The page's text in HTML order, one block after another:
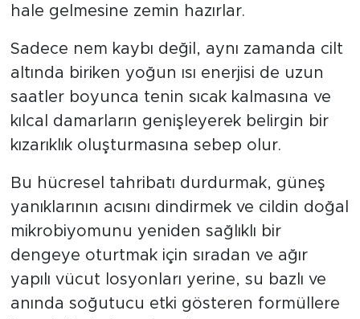
hale gelmesine zemin hazırlar.
Sadece nem kaybı değil, aynı zamanda cilt
altında biriken yoğun ısı enerjisi de uzun
saatler boyunca tenin sıcak kalmasına ve
kılcal damarların genişleyerek belirgin bir
kızarıklık oluşturmasına sebep olur.
Bu hücresel tahribatı durdurmak, güneş
yanıklarının acısını dindirmek ve cildin doğal
mikrobiyomunu yeniden sağlıklı bir
dengeye oturtmak için sıradan ve ağır
yapılı vücut losyonları yerine, su bazlı ve
anında soğutucu etki gösteren formüllere